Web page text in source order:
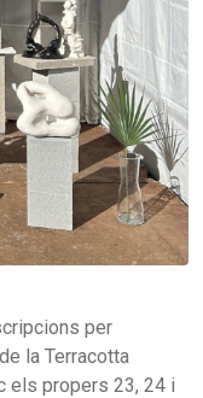
per
la Terracotta
els propers 23, 24 i